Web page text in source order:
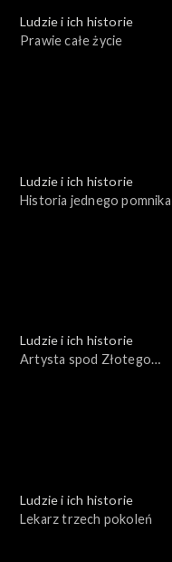
Ludzie i ich historie
Prawie całe życie
Ludzie i ich historie
Historia jednego pomnika
Ludzie i ich historie
Artysta spod Złotego
Ludzie i ich historie
Lekarz trzech pokoleń